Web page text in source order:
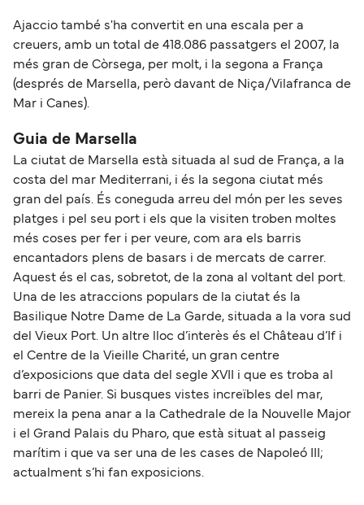
Ajaccio també s'ha convertit en una escala per a
creuers, amb un total de 418.086 passatgers el 2007, la
més gran de Còrsega, per molt, i la segona a França
(després de Marsella, però davant de Niça/Vilafranca de
Mar i Canes).
Guia de Marsella
La ciutat de Marsella està situada al sud de França, a la
costa del mar Mediterrani, i és la segona ciutat més
gran del país. És coneguda arreu del món per les seves
platges i pel seu port i els que la visiten troben moltes
més coses per fer i per veure, com ara els barris
encantadors plens de basars i de mercats de carrer.
Aquest és el cas, sobretot, de la zona al voltant del port.
Una de les atraccions populars de la ciutat és la
Basilique Notre Dame de La Garde, situada a la vora sud
del Vieux Port. Un altre lloc d’interès és el Château d’If i
el Centre de la Vieille Charité, un gran centre
d’exposicions que data del segle XVII i que es troba al
barri de Panier. Si busques vistes increïbles del mar,
mereix la pena anar a la Cathedrale de la Nouvelle Major
i el Grand Palais du Pharo, que està situat al passeig
marítim i que va ser una de les cases de Napoleó III;
actualment s’hi fan exposicions.